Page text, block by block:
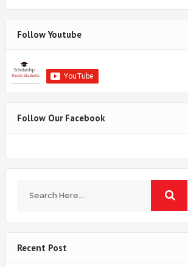
Follow Youtube
Follow Our Facebook
Recent Post